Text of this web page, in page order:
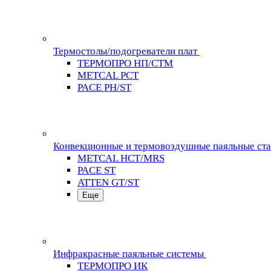
Термостолы/подогреватели плат
ТЕРМОПРО НП/СТМ
METCAL PCT
PACE PH/ST
Конвекционные и термовоздушные паяльные
METCAL HCT/MRS
PACE ST
ATTEN GT/ST
Еще
Инфракрасные паяльные системы
ТЕРМОПРО ИК